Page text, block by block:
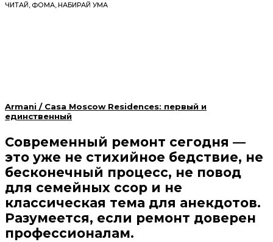
ЧИТАЙ, ФОМА, НАБИРАЙ УМА
Armani / Casa Moscow Residences: первый и
единственный
Современный ремонт сегодня —
это уже не стихийное бедствие, не
бесконечный процесс, не повод
для семейных ссор и не
классическая тема для анекдотов.
Разумеется, если ремонт доверен
профессионалам.